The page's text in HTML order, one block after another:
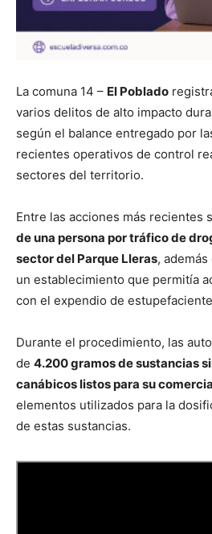
La comuna 14 – El Poblado
varios delitos de alto impacto
según el balance entregado por
recientes operativos de control
sectores del territorio.
Entre las acciones más recientes
de una persona por tráfico de
sector del Parque Lleras,
un establecimiento que permitía
con el expendio de
Durante el procedimiento, las
de 4.200 gramos de sustancias
canábicos listos para su
elementos utilizados para la
de estas sustancias.